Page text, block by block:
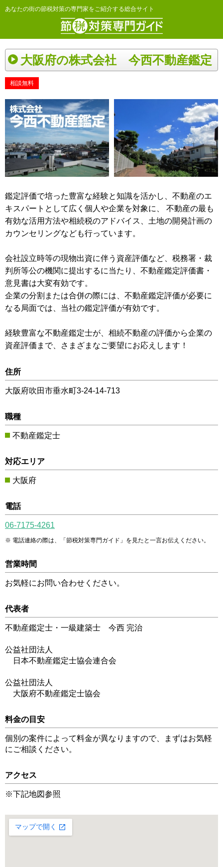
あなたの街の節税対策の専門家をご紹介する総合サイト
大阪府の株式会社 今西不動産鑑定
相談無料
鑑定評価で培った豊富な経験と知識を活かし、不動産のエ
キスパートとして広く個人や企業を対象に、 不動産の最も
有効な活用方法や相続税のアドバイス、土地の開発計画の
カウンセリングなども行っています。
会社設立時等の現物出資に伴う資産評価など、税務署・裁
判所等公の機関に提出するに当たり、不動産鑑定評価書・
意見書は大変有効です。
企業の分割または合併の際には、不動産鑑定評価が必要に
なる局面では、当社の鑑定評価が有効です。
経験豊富な不動産鑑定士が、相続不動産の評価から企業の
資産評価まで、さまざまなご要望にお応えします！
住所
大阪府吹田市垂水町3-24-14-713
職種
不動産鑑定士
対応エリア
大阪府
電話
06-7175-4261
電話連絡の際は、「節税対策専門ガイド」を見たと一言お伝えください。
営業時間
お気軽にお問い合わせください。
代表者
不動産鑑定士・一級建築士 今西 完治
公益社団法人
日本不動産鑑定士協会連合会
公益社団法人
大阪府不動産鑑定士協会
料金の目安
個別の案件によって料金が異なりますので、まずはお気軽
にご相談ください。
アクセス
※下記地図参照